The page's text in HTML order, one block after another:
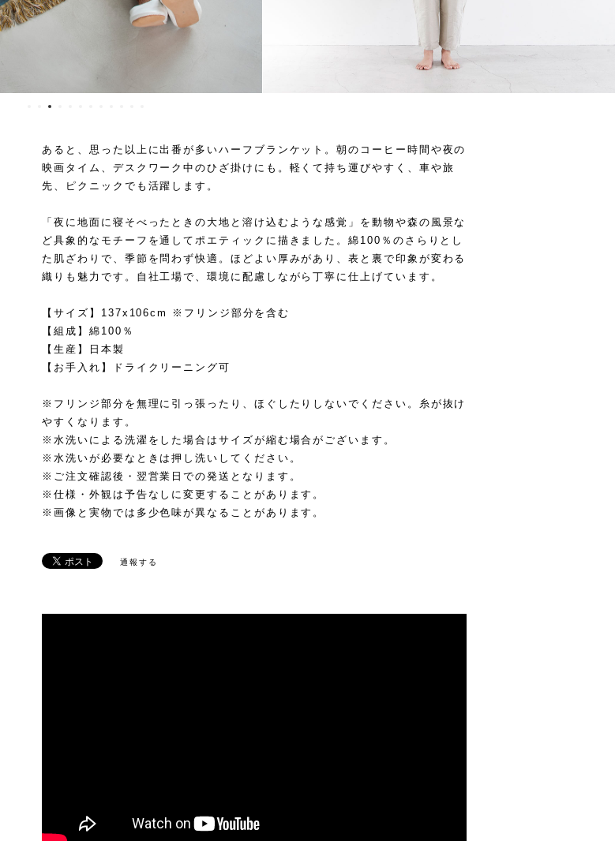
あると、思った以上に出番が多いハーフブランケット。朝のコーヒー時間や夜の
映画タイム、デスクワーク中のひざ掛けにも。軽くて持ち運びやすく、車や旅
先、ピクニックでも活躍します。
「夜に地面に寝そべったときの大地と溶け込むような感覚」を動物や森の風景な
ど具象的なモチーフを通してポエティックに描きました。綿100％のさらりとし
た肌ざわりで、季節を問わず快適。ほどよい厚みがあり、表と裏で印象が変わる
織りも魅力です。自社工場で、環境に配慮しながら丁寧に仕上げています。
【サイズ】137x106cm ※フリンジ部分を含む
【組成】綿100％
【生産】日本製
【お手入れ】ドライクリーニング可
※フリンジ部分を無理に引っ張ったり、ほぐしたりしないでください。糸が抜け
やすくなります。
※水洗いによる洗濯をした場合はサイズが縮む場合がございます。
※水洗いが必要なときは押し洗いしてください。
※ご注文確認後・翌営業日での発送となります。
※仕様・外観は予告なしに変更することがあります。
※画像と実物では多少色味が異なることがあります。
通報する